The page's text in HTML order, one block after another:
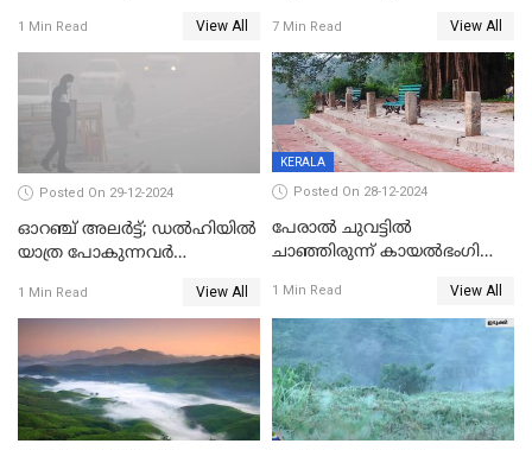
1 Min Read View All 7 Min Read View All
Posted On 29-12-2024
ഓറഞ്ച് അലര്‍ട്ട്; ഡല്‍ഹിയില്‍
യാത്ര പോകുന്നവര്‍
1 Min Read View All
KERALA
Posted On 28-12-2024
പേരാൽ ചുവട്ടിൽ
ചാഞ്ഞിരുന്ന് കായൽഭംഗി
കടവ് 31 ന് തുറക്കും
1 Min Read View All